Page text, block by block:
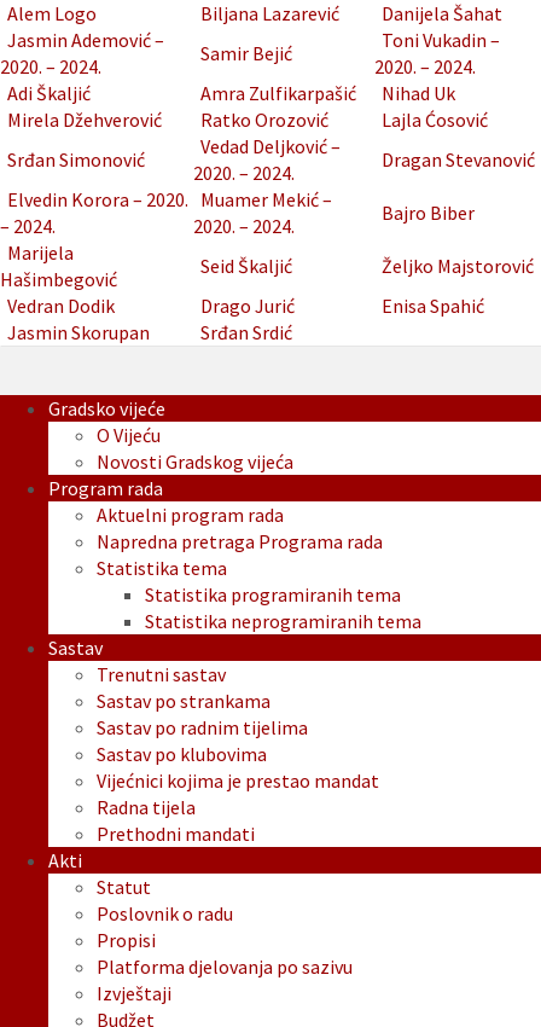
Alem Logo
Biljana Lazarević
Danijela Šahat
Jasmin Ademović –
2020. – 2024.
Samir Bejić
Toni Vukadin –
2020. – 2024.
Adi Škaljić
Amra Zulfikarpašić
Nihad Uk
Mirela Džehverović
Ratko Orozović
Lajla Ćosović
Srđan Simonović
Vedad Deljković –
2020. – 2024.
Dragan Stevanović
Elvedin Korora – 2020.
– 2024.
Muamer Mekić –
2020. – 2024.
Bajro Biber
Marijela
Hašimbegović
Seid Škaljić
Željko Majstorović
Vedran Dodik
Drago Jurić
Enisa Spahić
Jasmin Skorupan
Srđan Srdić
Gradsko vijeće
O Vijeću
Novosti Gradskog vijeća
Program rada
Aktuelni program rada
Napredna pretraga Programa rada
Statistika tema
Statistika programiranih tema
Statistika neprogramiranih tema
Sastav
Trenutni sastav
Sastav po strankama
Sastav po radnim tijelima
Sastav po klubovima
Vijećnici kojima je prestao mandat
Radna tijela
Prethodni mandati
Akti
Statut
Poslovnik o radu
Propisi
Platforma djelovanja po sazivu
Izvještaji
Budžet